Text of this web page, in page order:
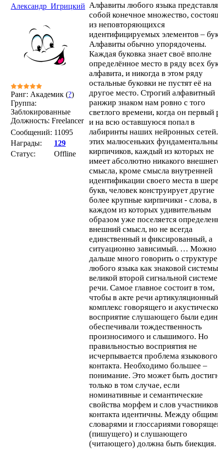
Александр_Игрицкий
Ранг: Академик (?)
Группа:
Заблокированные
Должность: Freelancer
Сообщений: 11095
Награды:
129
Статус:
Offline
Алфавиты любого языка
собой конечное множество,
из неповторяющихся
идентифицируемых элементов –
Алфавиты обычно упорядочены.
Каждая буковка знает своё вполне
определённое место в ряду всех
алфавита, и никогда в этом ряду
остальные буковки не пустят её на
другое место. Строгий алфавитный
ранжир знаком нам ровно с того
светлого времени, когда он первый
и на всю оставшуюся попал в
лабиринты наших нейронных
этих малюсеньких
кирпичиков, каждый из которых не
имеет абсолютно никакого
смысла, кроме смысла внутренней
идентификации своего места в
букв, человек конструирует другие
более крупные кирпичики - слова, в
каждом из которых удивительным
образом уже поселяется
внешний смысл, но не всегда
единственный и фиксированный, а
ситуационно зависимый. … Можно
дальше много говорить о структуре
любого языка как знаковой
великой второй сигнальной
речи. Самое главное состоит в том,
чтобы в акте речи артикуляционный
комплекс говорящего и
восприятие слушающего были
обеспечивали тождественность
произносимого и слышимого. Но
правильностью восприятия не
исчерпывается проблема языкового
контакта. Необходимо большее –
понимание. Это может быть
только в том случае, если
номинативные и семантические
свойства морфем и слов участников
контакта идентичны. Между
словарями и глоссариями
(пишущего) и слушающего
(читающего) должна быть биекция.